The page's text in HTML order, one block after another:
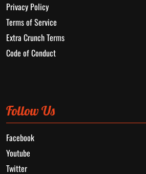
Privacy Policy
Terms of Service
Extra Crunch Terms
Code of Conduct
Follow Us
Facebook
Youtube
Twitter